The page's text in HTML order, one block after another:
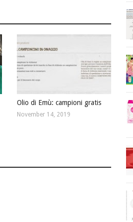
Olio di Emù: campioni gratis
November 14, 2019